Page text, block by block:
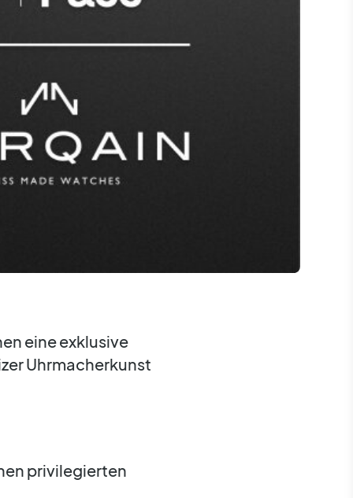
eine exklusive
Uhrmacherkunst
privilegierten